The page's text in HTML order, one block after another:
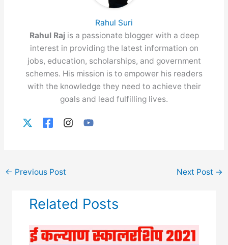
Rahul Suri
Rahul Raj is a passionate blogger with a deep
interest in providing the latest information on
jobs, education, scholarships, and government
schemes. His mission is to empower his readers
with the knowledge they need to achieve their
goals and lead fulfilling lives.
← Previous Post Next Post →
Related Posts